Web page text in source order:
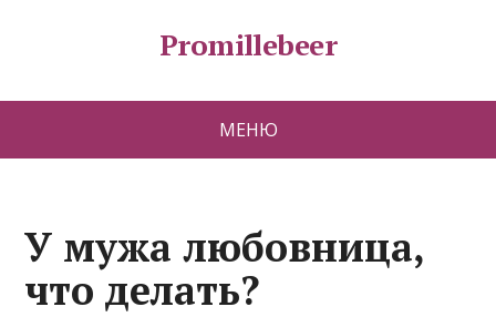
Promillebeer
МЕНЮ
У мужа любовница,
что делать?